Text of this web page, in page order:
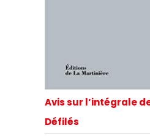
Avis sur l’intégrale
Défilés